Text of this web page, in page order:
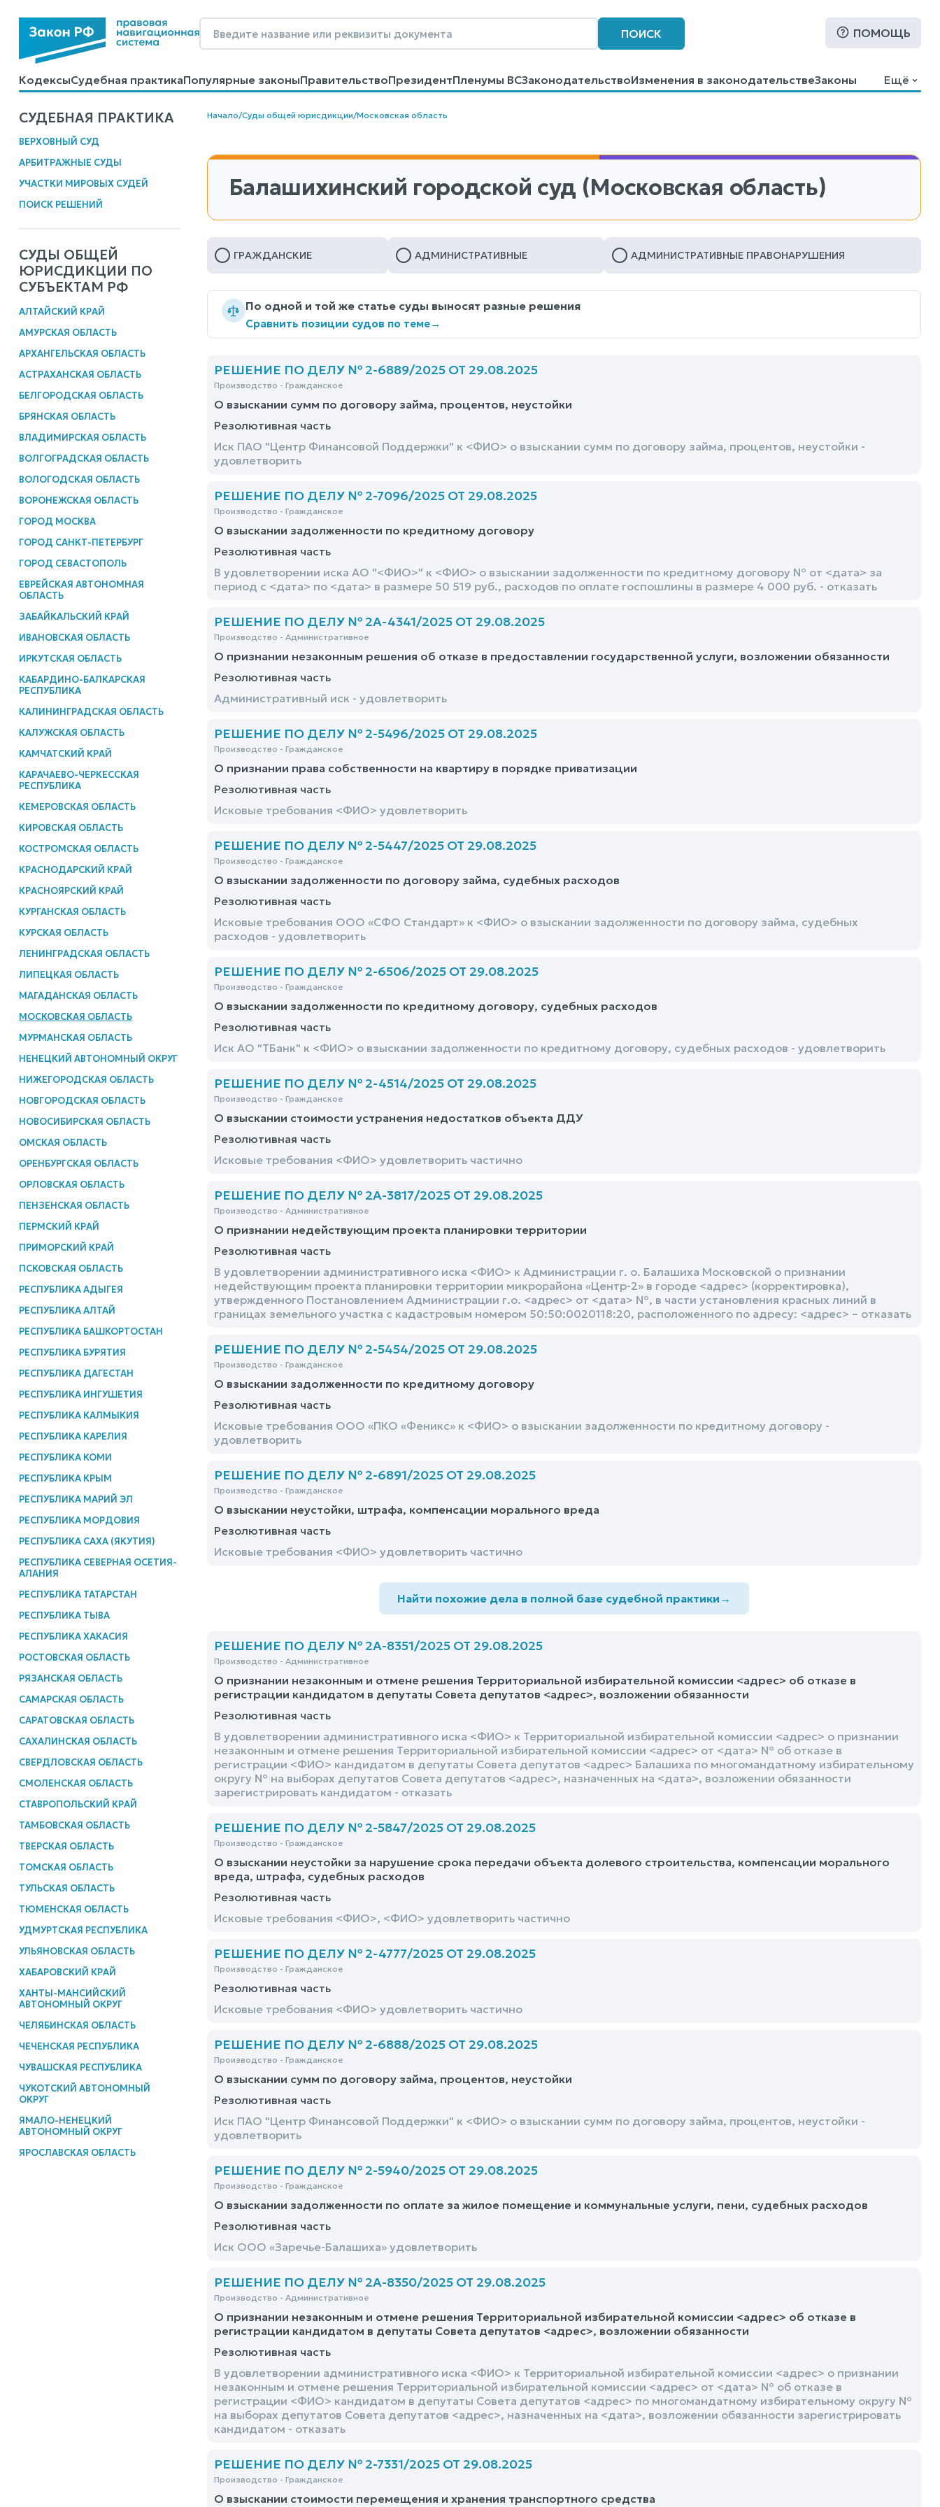
ПОИСК ПОМОЩЬ
КодексыСудебная практикаПопулярные законыПравительствоПрезидентПленумы ВСЗаконодательствоИзменения в законодательствеЗаконы
КалькуляторыСправочные материалыОбразцы договоровКонтактыПомощьПоиск
Ещё
СУДЕБНАЯ ПРАКТИКА
ВЕРХОВНЫЙ СУД
АРБИТРАЖНЫЕ СУДЫ
УЧАСТКИ МИРОВЫХ СУДЕЙ
ПОИСК РЕШЕНИЙ
СУДЫ ОБЩЕЙ
ЮРИСДИКЦИИ ПО
СУБЪЕКТАМ РФ
АЛТАЙСКИЙ КРАЙ
АМУРСКАЯ ОБЛАСТЬ
АРХАНГЕЛЬСКАЯ ОБЛАСТЬ
АСТРАХАНСКАЯ ОБЛАСТЬ
БЕЛГОРОДСКАЯ ОБЛАСТЬ
БРЯНСКАЯ ОБЛАСТЬ
ВЛАДИМИРСКАЯ ОБЛАСТЬ
ВОЛГОГРАДСКАЯ ОБЛАСТЬ
ВОЛОГОДСКАЯ ОБЛАСТЬ
ВОРОНЕЖСКАЯ ОБЛАСТЬ
ГОРОД МОСКВА
ГОРОД САНКТ-ПЕТЕРБУРГ
ГОРОД СЕВАСТОПОЛЬ
ЕВРЕЙСКАЯ АВТОНОМНАЯ
ОБЛАСТЬ
ЗАБАЙКАЛЬСКИЙ КРАЙ
ИВАНОВСКАЯ ОБЛАСТЬ
ИРКУТСКАЯ ОБЛАСТЬ
КАБАРДИНО-БАЛКАРСКАЯ
РЕСПУБЛИКА
КАЛИНИНГРАДСКАЯ ОБЛАСТЬ
КАЛУЖСКАЯ ОБЛАСТЬ
КАМЧАТСКИЙ КРАЙ
КАРАЧАЕВО-ЧЕРКЕССКАЯ
РЕСПУБЛИКА
КЕМЕРОВСКАЯ ОБЛАСТЬ
КИРОВСКАЯ ОБЛАСТЬ
КОСТРОМСКАЯ ОБЛАСТЬ
КРАСНОДАРСКИЙ КРАЙ
КРАСНОЯРСКИЙ КРАЙ
КУРГАНСКАЯ ОБЛАСТЬ
КУРСКАЯ ОБЛАСТЬ
ЛЕНИНГРАДСКАЯ ОБЛАСТЬ
ЛИПЕЦКАЯ ОБЛАСТЬ
МАГАДАНСКАЯ ОБЛАСТЬ
МОСКОВСКАЯ ОБЛАСТЬ
МУРМАНСКАЯ ОБЛАСТЬ
НЕНЕЦКИЙ АВТОНОМНЫЙ ОКРУГ
НИЖЕГОРОДСКАЯ ОБЛАСТЬ
НОВГОРОДСКАЯ ОБЛАСТЬ
НОВОСИБИРСКАЯ ОБЛАСТЬ
ОМСКАЯ ОБЛАСТЬ
ОРЕНБУРГСКАЯ ОБЛАСТЬ
ОРЛОВСКАЯ ОБЛАСТЬ
ПЕНЗЕНСКАЯ ОБЛАСТЬ
ПЕРМСКИЙ КРАЙ
ПРИМОРСКИЙ КРАЙ
ПСКОВСКАЯ ОБЛАСТЬ
РЕСПУБЛИКА АДЫГЕЯ
РЕСПУБЛИКА АЛТАЙ
РЕСПУБЛИКА БАШКОРТОСТАН
РЕСПУБЛИКА БУРЯТИЯ
РЕСПУБЛИКА ДАГЕСТАН
РЕСПУБЛИКА ИНГУШЕТИЯ
РЕСПУБЛИКА КАЛМЫКИЯ
РЕСПУБЛИКА КАРЕЛИЯ
РЕСПУБЛИКА КОМИ
РЕСПУБЛИКА КРЫМ
РЕСПУБЛИКА МАРИЙ ЭЛ
РЕСПУБЛИКА МОРДОВИЯ
РЕСПУБЛИКА САХА (ЯКУТИЯ)
РЕСПУБЛИКА СЕВЕРНАЯ ОСЕТИЯ-
АЛАНИЯ
РЕСПУБЛИКА ТАТАРСТАН
РЕСПУБЛИКА ТЫВА
РЕСПУБЛИКА ХАКАСИЯ
РОСТОВСКАЯ ОБЛАСТЬ
РЯЗАНСКАЯ ОБЛАСТЬ
САМАРСКАЯ ОБЛАСТЬ
САРАТОВСКАЯ ОБЛАСТЬ
САХАЛИНСКАЯ ОБЛАСТЬ
СВЕРДЛОВСКАЯ ОБЛАСТЬ
СМОЛЕНСКАЯ ОБЛАСТЬ
СТАВРОПОЛЬСКИЙ КРАЙ
ТАМБОВСКАЯ ОБЛАСТЬ
ТВЕРСКАЯ ОБЛАСТЬ
ТОМСКАЯ ОБЛАСТЬ
ТУЛЬСКАЯ ОБЛАСТЬ
ТЮМЕНСКАЯ ОБЛАСТЬ
УДМУРТСКАЯ РЕСПУБЛИКА
УЛЬЯНОВСКАЯ ОБЛАСТЬ
ХАБАРОВСКИЙ КРАЙ
ХАНТЫ-МАНСИЙСКИЙ
АВТОНОМНЫЙ ОКРУГ
ЧЕЛЯБИНСКАЯ ОБЛАСТЬ
ЧЕЧЕНСКАЯ РЕСПУБЛИКА
ЧУВАШСКАЯ РЕСПУБЛИКА
ЧУКОТСКИЙ АВТОНОМНЫЙ
ОКРУГ
ЯМАЛО-НЕНЕЦКИЙ
АВТОНОМНЫЙ ОКРУГ
ЯРОСЛАВСКАЯ ОБЛАСТЬ
Начало/Суды общей юрисдикции/Московская область
Балашихинский городской суд (Московская область)
ГРАЖДАНСКИЕ АДМИНИСТРАТИВНЫЕ АДМИНИСТРАТИВНЫЕ ПРАВОНАРУШЕНИЯ
По одной и той же статье суды выносят разные решения
Сравнить позиции судов по теме→
РЕШЕНИЕ ПО ДЕЛУ № 2-6889/2025 ОТ 29.08.2025
Производство - Гражданское
О взыскании сумм по договору займа, процентов, неустойки
Резолютивная часть
Иск ПАО "Центр Финансовой Поддержки" к <ФИО> о взыскании сумм по договору займа, процентов, неустойки -
удовлетворить
РЕШЕНИЕ ПО ДЕЛУ № 2-7096/2025 ОТ 29.08.2025
Производство - Гражданское
О взыскании задолженности по кредитному договору
Резолютивная часть
В удовлетворении иска АО "<ФИО>" к <ФИО> о взыскании задолженности по кредитному договору № от <дата> за
период с <дата> по <дата> в размере 50 519 руб., расходов по оплате госпошлины в размере 4 000 руб. - отказать
РЕШЕНИЕ ПО ДЕЛУ № 2А-4341/2025 ОТ 29.08.2025
Производство - Административное
О признании незаконным решения об отказе в предоставлении государственной услуги, возложении обязанности
Резолютивная часть
Административный иск - удовлетворить
РЕШЕНИЕ ПО ДЕЛУ № 2-5496/2025 ОТ 29.08.2025
Производство - Гражданское
О признании права собственности на квартиру в порядке приватизации
Резолютивная часть
Исковые требования <ФИО> удовлетворить
РЕШЕНИЕ ПО ДЕЛУ № 2-5447/2025 ОТ 29.08.2025
Производство - Гражданское
О взыскании задолженности по договору займа, судебных расходов
Резолютивная часть
Исковые требования ООО «СФО Стандарт» к <ФИО> о взыскании задолженности по договору займа, судебных
расходов - удовлетворить
РЕШЕНИЕ ПО ДЕЛУ № 2-6506/2025 ОТ 29.08.2025
Производство - Гражданское
О взыскании задолженности по кредитному договору, судебных расходов
Резолютивная часть
Иск АО "ТБанк" к <ФИО> о взыскании задолженности по кредитному договору, судебных расходов - удовлетворить
РЕШЕНИЕ ПО ДЕЛУ № 2-4514/2025 ОТ 29.08.2025
Производство - Гражданское
О взыскании стоимости устранения недостатков объекта ДДУ
Резолютивная часть
Исковые требования <ФИО> удовлетворить частично
РЕШЕНИЕ ПО ДЕЛУ № 2А-3817/2025 ОТ 29.08.2025
Производство - Административное
О признании недействующим проекта планировки территории
Резолютивная часть
В удовлетворении административного иска <ФИО> к Администрации г. о. Балашиха Московской о признании
недействующим проекта планировки территории микрорайона «Центр-2» в городе <адрес> (корректировка),
утвержденного Постановлением Администрации г.о. <адрес> от <дата> №, в части установления красных линий в
границах земельного участка с кадастровым номером 50:50:0020118:20, расположенного по адресу: <адрес> – отказать
РЕШЕНИЕ ПО ДЕЛУ № 2-5454/2025 ОТ 29.08.2025
Производство - Гражданское
О взыскании задолженности по кредитному договору
Резолютивная часть
Исковые требования ООО «ПКО «Феникс» к <ФИО> о взыскании задолженности по кредитному договору -
удовлетворить
РЕШЕНИЕ ПО ДЕЛУ № 2-6891/2025 ОТ 29.08.2025
Производство - Гражданское
О взыскании неустойки, штрафа, компенсации морального вреда
Резолютивная часть
Исковые требования <ФИО> удовлетворить частично
Найти похожие дела в полной базе судебной практики →
РЕШЕНИЕ ПО ДЕЛУ № 2А-8351/2025 ОТ 29.08.2025
Производство - Административное
О признании незаконным и отмене решения Территориальной избирательной комиссии <адрес> об отказе в
регистрации кандидатом в депутаты Совета депутатов <адрес>, возложении обязанности
Резолютивная часть
В удовлетворении административного иска <ФИО> к Территориальной избирательной комиссии <адрес> о признании
незаконным и отмене решения Территориальной избирательной комиссии <адрес> от <дата> № об отказе в
регистрации <ФИО> кандидатом в депутаты Совета депутатов <адрес> Балашиха по многомандатному избирательному
округу № на выборах депутатов Совета депутатов <адрес>, назначенных на <дата>, возложении обязанности
зарегистрировать кандидатом - отказать
РЕШЕНИЕ ПО ДЕЛУ № 2-5847/2025 ОТ 29.08.2025
Производство - Гражданское
О взыскании неустойки за нарушение срока передачи объекта долевого строительства, компенсации морального
вреда, штрафа, судебных расходов
Резолютивная часть
Исковые требования <ФИО>, <ФИО> удовлетворить частично
РЕШЕНИЕ ПО ДЕЛУ № 2-4777/2025 ОТ 29.08.2025
Производство - Гражданское
Резолютивная часть
Исковые требования <ФИО> удовлетворить частично
РЕШЕНИЕ ПО ДЕЛУ № 2-6888/2025 ОТ 29.08.2025
Производство - Гражданское
О взыскании сумм по договору займа, процентов, неустойки
Резолютивная часть
Иск ПАО "Центр Финансовой Поддержки" к <ФИО> о взыскании сумм по договору займа, процентов, неустойки -
удовлетворить
РЕШЕНИЕ ПО ДЕЛУ № 2-5940/2025 ОТ 29.08.2025
Производство - Гражданское
О взыскании задолженности по оплате за жилое помещение и коммунальные услуги, пени, судебных расходов
Резолютивная часть
Иск ООО «Заречье-Балашиха» удовлетворить
РЕШЕНИЕ ПО ДЕЛУ № 2А-8350/2025 ОТ 29.08.2025
Производство - Административное
О признании незаконным и отмене решения Территориальной избирательной комиссии <адрес> об отказе в
регистрации кандидатом в депутаты Совета депутатов <адрес>, возложении обязанности
Резолютивная часть
В удовлетворении административного иска <ФИО> к Территориальной избирательной комиссии <адрес> о признании
незаконным и отмене решения Территориальной избирательной комиссии <адрес> от <дата> № об отказе в
регистрации <ФИО> кандидатом в депутаты Совета депутатов <адрес> по многомандатному избирательному округу №
на выборах депутатов Совета депутатов <адрес>, назначенных на <дата>, возложении обязанности зарегистрировать
кандидатом - отказать
РЕШЕНИЕ ПО ДЕЛУ № 2-7331/2025 ОТ 29.08.2025
Производство - Гражданское
О взыскании стоимости перемещения и хранения транспортного средства